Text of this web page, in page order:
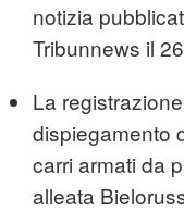
notizia
Tribunnews il
La
dispiegamento
carri armati da
alleata